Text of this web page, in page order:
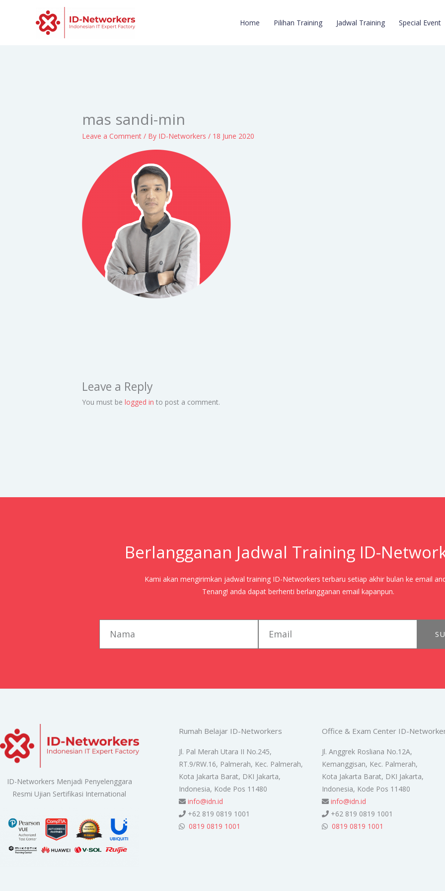
Home Pilihan Training Jadwal Training Special Event
mas sandi-min
Leave a Comment / By ID-Networkers/ 18 June 2020
Leave a Reply
You must belogged in to post a comment.
Berlangganan Jadwal Training ID-
Kami akan mengirimkan jadwal training ID-Networkers terbaru setiap akhir bulan ke email
Tenang! anda dapat berhenti berlangganan email kapanpun.
ID-Networkers Menjadi Penyelenggara
Resmi Ujian Sertifikasi International
Rumah Belajar ID-Networkers
Jl. Pal Merah Utara II No.245,
RT.9/RW.16, Palmerah, Kec. Palmerah,
Kota Jakarta Barat, DKI Jakarta,
Indonesia, Kode Pos 11480
info@idn.id
+62 819 0819 1001
0819 0819 1001
Office & Exam Center ID-
Jl. Anggrek Rosliana No.12A,
Kemanggisan, Kec. Palmerah,
Kota Jakarta Barat, DKI Jakarta,
Indonesia, Kode Pos 11480
info@idn.id
+62 819 0819 1001
0819 0819 1001